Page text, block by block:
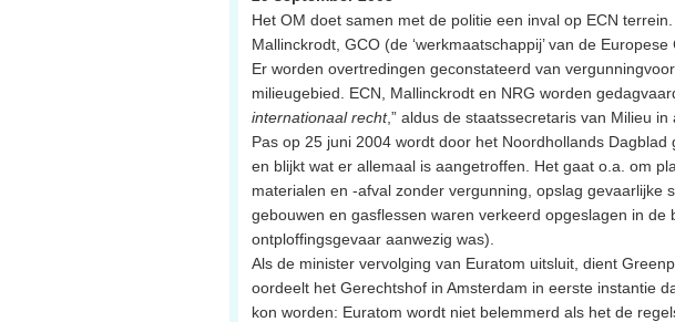
Het OM doet samen met de politie een inval op ECN
Mallinckrodt, GCO (de ‘werkmaatschappij’ van de
Er worden overtredingen geconstateerd van
milieugebied. ECN, Mallinckrodt en NRG worden
internationaal recht,” aldus de staatssecretaris van Milieu in
Pas op 25 juni 2004 wordt door het Noordhollands
en blijkt wat er allemaal is aangetroffen. Het gaat o.a. om
materialen en -afval zonder vergunning, opslag gevaarlijke
gebouwen en gasflessen waren verkeerd opgeslagen in
ontploffingsgevaar aanwezig was).
Als de minister vervolging van Euratom uitsluit, dient
oordeelt het Gerechtshof in Amsterdam in eerste instantie
kon worden: Euratom wordt niet belemmerd als het de